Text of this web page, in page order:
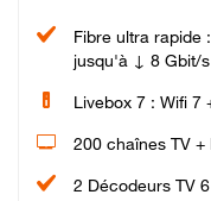
Fibre ultra rapide :
jusqu'à ↓ 8 Gbit/
Livebox 7 : Wifi 7
200 chaînes TV +
2 Décodeurs TV 6